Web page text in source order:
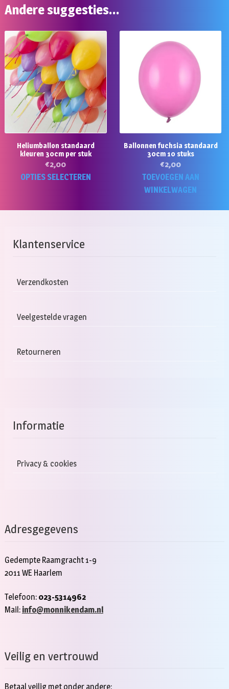
Andere suggesties…
Heliumballon standaard
kleuren 30cm per stuk
€2,00
OPTIES SELECTEREN
Ballonnen fuchsia standaard
30cm 10 stuks
€2,00
TOEVOEGEN AAN
WINKELWAGEN
Klantenservice
Verzendkosten
Veelgestelde vragen
Retourneren
Informatie
Privacy & cookies
Adresgegevens
Gedempte Raamgracht 1-9
2011 WE Haarlem
Telefoon: 023-5314962
Mail: info@monnikendam.nl
Veilig en vertrouwd
Betaal veilig met onder andere: